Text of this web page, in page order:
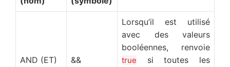
AND (ET) &&
Lorsqu’il est utilisé
avec des valeurs
booléennes, renvoie
true si toutes les